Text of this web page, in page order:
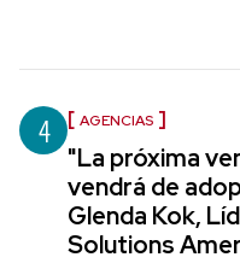
4 AGENCIAS
"La próxima
vendrá de
Glenda Kok,
Solutions